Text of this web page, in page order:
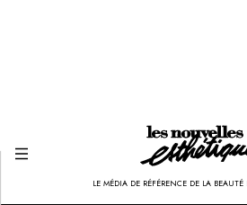
LE MÉDIA DE RÉFÉRENCE DE LA